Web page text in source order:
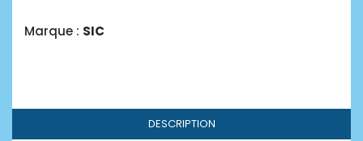
Marque : SIC
DESCRIPTION